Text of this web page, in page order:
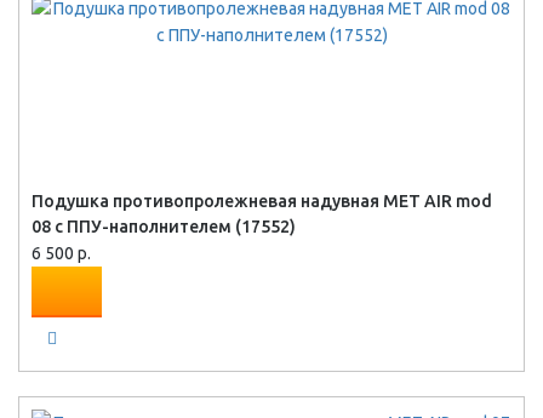
Подушка противопролежневая надувная MET AIR mod
08 с ППУ-наполнителем (17552)
6 500 р.